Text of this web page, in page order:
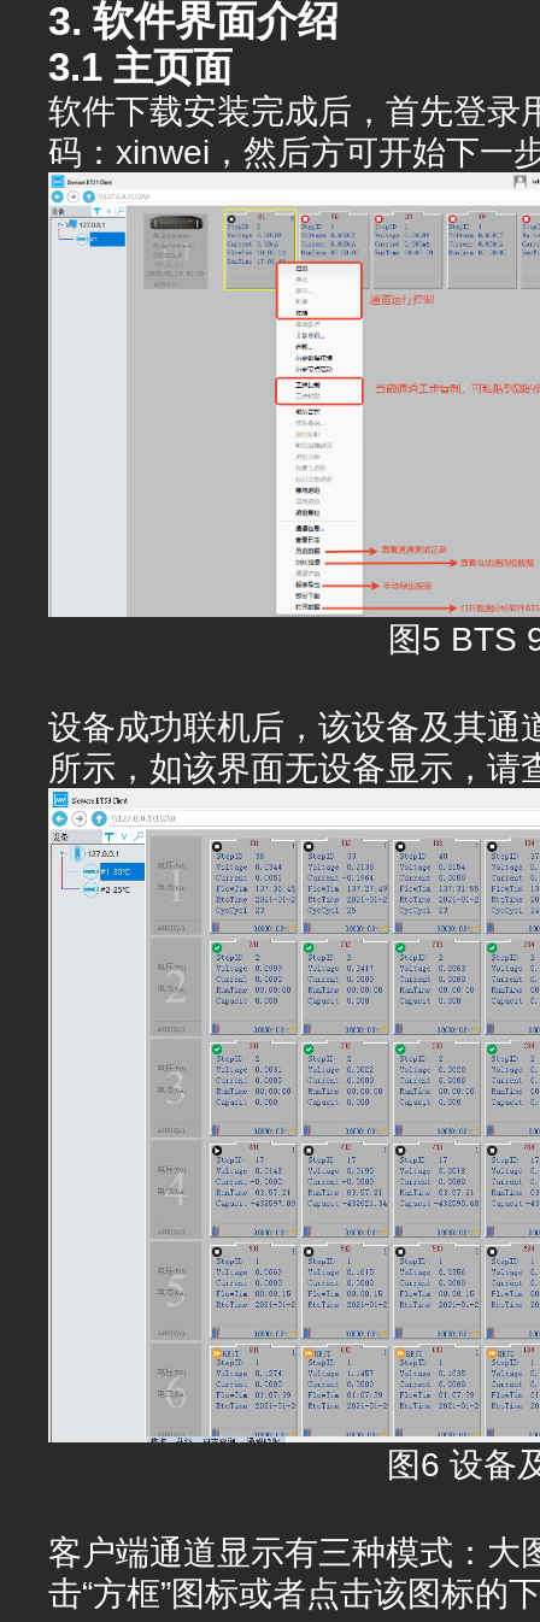
3. 软件界面介绍
3.1 主页面
软件下载安装完成后，首先登录
码：xinwei，然后方可开始下一
图5 BTS
设备成功联机后，该设备及其通
所示，如该界面无设备显示，请
图6 设备
客户端通道显示有三种模式：大
击“方框”图标或者点击该图标的